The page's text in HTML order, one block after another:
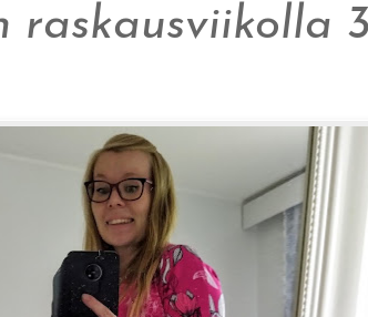
raskausviikolla